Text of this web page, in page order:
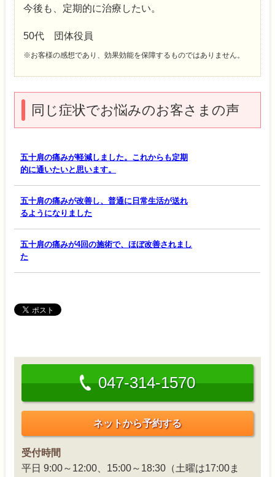
今後も、定期的に治療したい。
50代 団体役員
※お客様の感想であり、効果効能を保障するものではありません。
同じ症状でお悩みのお客さまの声
五十肩の痛みが軽減しました。これからも定期
的に通いたいと思います。
五十肩の痛みが改善し、普通に日常生活が送れ
るようになりました
五十肩の痛みが4回の施術で、ほぼ改善されまし
た
047-314-1570
ネットから予約する
受付時間
平日 9:00～12:00、15:00～18:30（土曜は17:00ま